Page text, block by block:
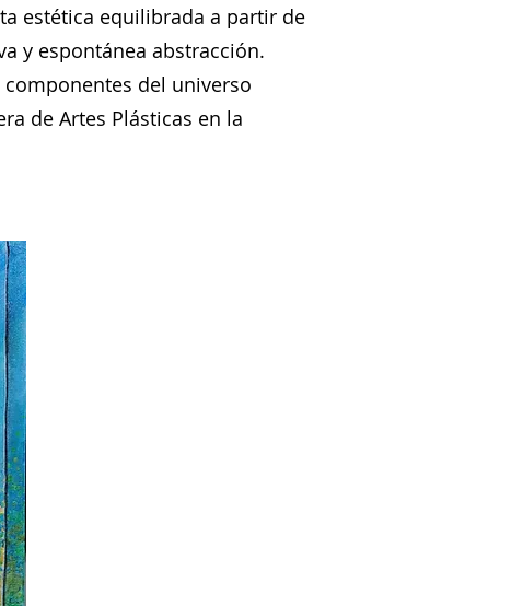
estética equilibrada a partir de
y espontánea abstracción.
del universo
de Artes Plásticas en la